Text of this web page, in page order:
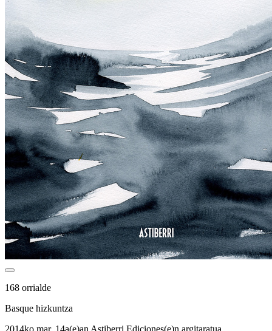
168 orrialde
Basque hizkuntza
2014ko mar. 14a(e)an Astiberri Ediciones(e)n argitaratua.